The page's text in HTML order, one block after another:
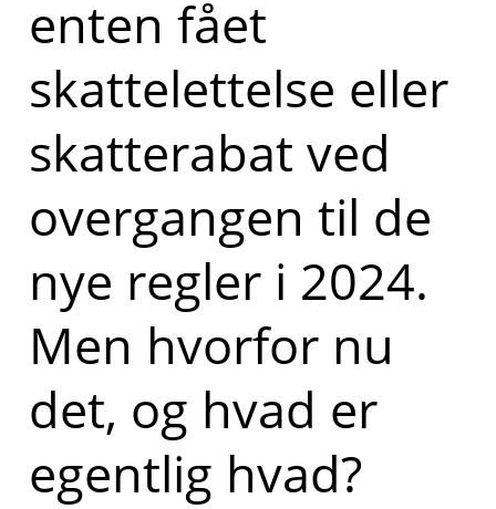
enten fået
skattelettelse eller
skatterabat ved
overgangen til de
nye regler i 2024.
Men hvorfor nu
det, og hvad er
egentlig hvad?